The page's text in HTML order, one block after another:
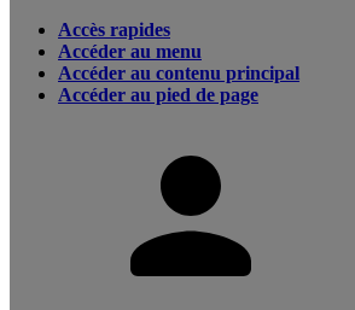
Accès rapides
Accéder au menu
Accéder au contenu principal
Accéder au pied de page